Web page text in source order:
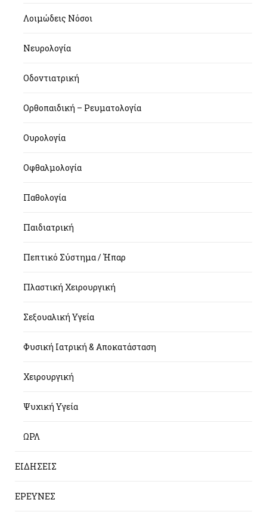
Λοιμώδεις Νόσοι
Νευρολογία
Οδοντιατρική
Ορθοπαιδική – Ρευματολογία
Ουρολογία
Οφθαλμολογία
Παθολογία
Παιδιατρική
Πεπτικό Σύστημα / Ήπαρ
Πλαστική Χειρουργική
Σεξουαλική Υγεία
Φυσική Ιατρική & Αποκατάσταση
Χειρουργική
Ψυχική Υγεία
ΩΡΛ
ΕΙΔΗΣΕΙΣ
ΕΡΕΥΝΕΣ